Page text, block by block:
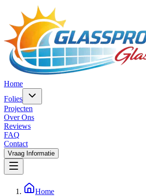
Home
Folies
Projecten
Over Ons
Reviews
FAQ
Contact
Vraag Informatie
Home